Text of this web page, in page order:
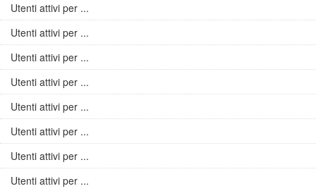
Utenti attivi per ...
Utenti attivi per ...
Utenti attivi per ...
Utenti attivi per ...
Utenti attivi per ...
Utenti attivi per ...
Utenti attivi per ...
Utenti attivi per ...